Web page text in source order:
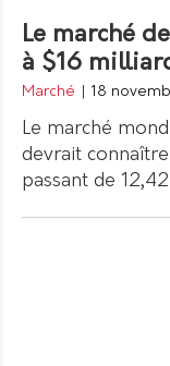
Le marché
à $16
Marché 18
Le marché
devrait
passant de